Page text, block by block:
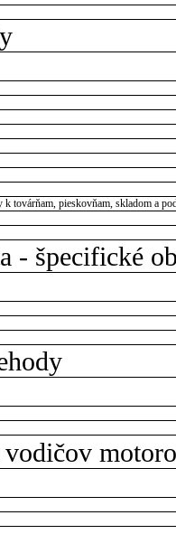
továrňam, pieskovňam, skladom a
- špecifické